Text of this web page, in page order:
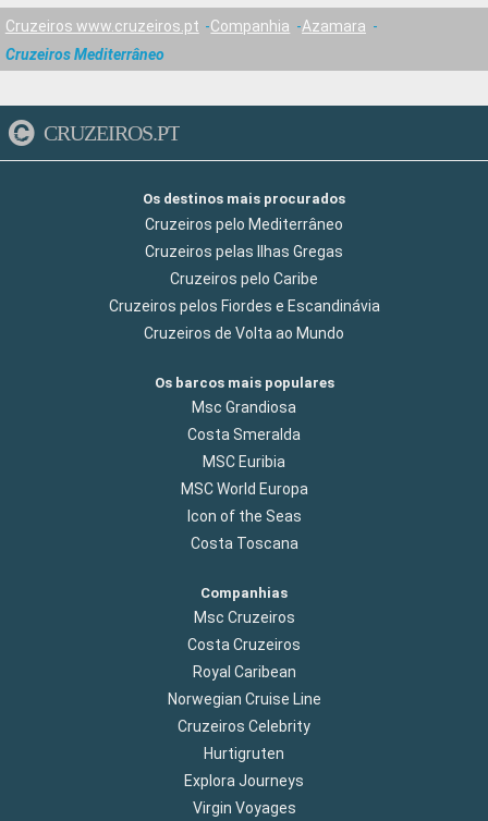
Cruzeiros www.cruzeiros.pt Companhia
Azamara
Cruzeiros Mediterrâneo
CRUZEIROS.PT
Os destinos mais procurados
Cruzeiros pelo Mediterrâneo
Cruzeiros pelas Ilhas Gregas
Cruzeiros pelo Caribe
Cruzeiros pelos Fiordes e Escandinávia
Cruzeiros de Volta ao Mundo
Os barcos mais populares
Msc Grandiosa
Costa Smeralda
MSC Euribia
MSC World Europa
Icon of the Seas
Costa Toscana
Companhias
Msc Cruzeiros
Costa Cruzeiros
Royal Caribean
Norwegian Cruise Line
Cruzeiros Celebrity
Hurtigruten
Explora Journeys
Virgin Voyages